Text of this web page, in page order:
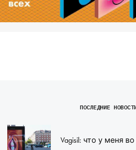
ПОСЛЕДНИЕ
Vagisil: что у меня